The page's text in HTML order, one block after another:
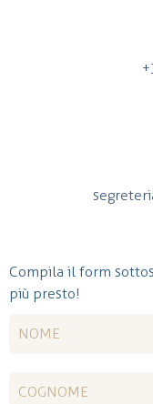
Compila il form
più presto!